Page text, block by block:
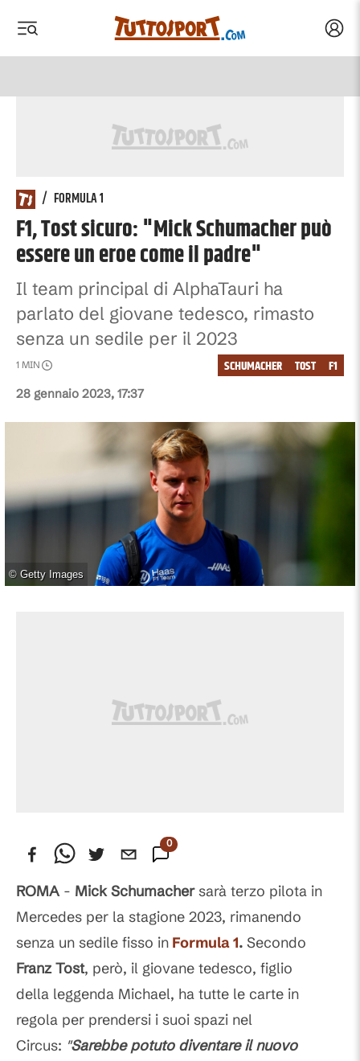
/ FORMULA 1
F1, Tost sicuro: "Mick Schumacher può
essere un eroe come il padre"
Il team principal di AlphaTauri ha
parlato del giovane tedesco, rimasto
senza un sedile per il 2023
28 gennaio 2023, 17:37
1 MIN F1
TOST
SCHUMACHER
© Getty Images
0
ROMA- Mick Schumachersarà terzo pilota in
Mercedes per la stagione 2023, rimanendo
senza un sedile fisso in Formula 1. Secondo
Franz Tost, però, il giovane tedesco, figlio
della leggenda Michael, ha tutte le carte in
regola per prendersi i suoi spazi nel
Circus: "Sarebbe potuto diventare il nuovo